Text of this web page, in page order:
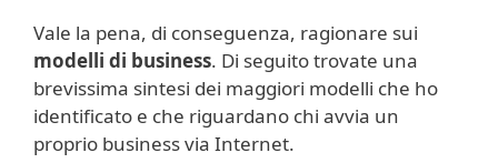
Vale la pena, di conseguenza, ragionare sui
modelli di business. Di seguito trovate una
brevissima sintesi dei maggiori modelli che ho
identificato e che riguardano chi avvia un
proprio business via Internet.